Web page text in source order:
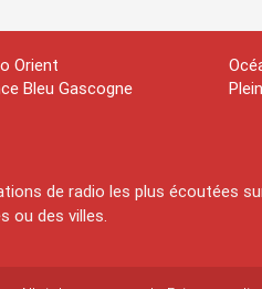
Orient
Bleu Gascogne
de radio les plus écoutées
ou des villes.